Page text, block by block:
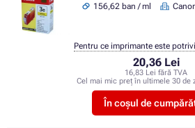
156,62 ban / ml
20,36 Lei
16,83 Lei fără TVA
Cel mai mic preț în ultimele 30 de
În coșul de
Pentru ce imprimante este